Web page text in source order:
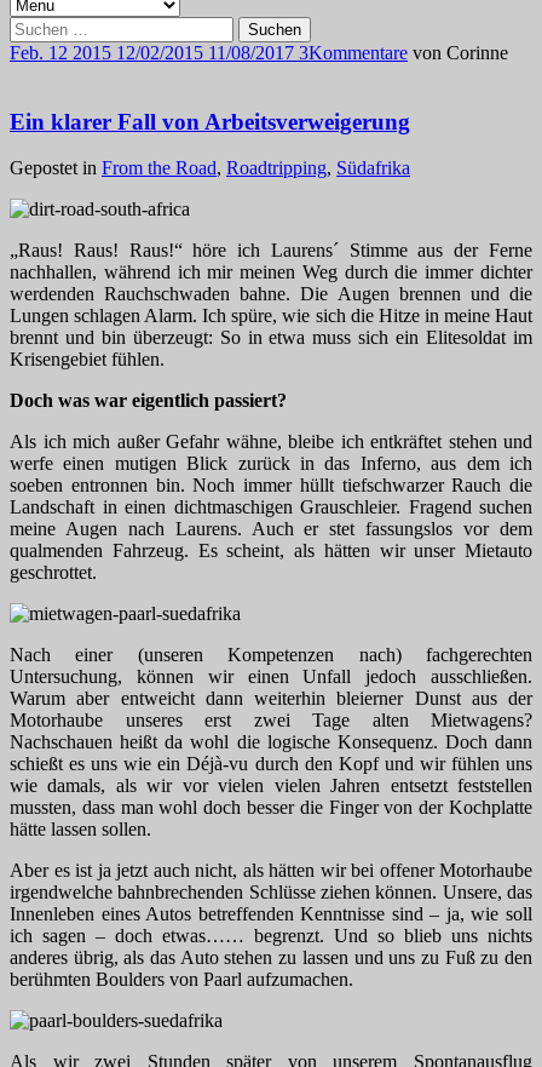
Suchen
nach:
Feb. 12 2015 12/02/2015 11/08/2017 3Kommentare von Corinne
Ein klarer Fall von Arbeitsverweigerung
Gepostet in From the Road, Roadtripping, Südafrika
„Raus! Raus! Raus!“ höre ich Laurens´ Stimme aus der Ferne
nachhallen, während ich mir meinen Weg durch die immer dichter
werdenden Rauchschwaden bahne. Die Augen brennen und die
Lungen schlagen Alarm. Ich spüre, wie sich die Hitze in meine Haut
brennt und bin überzeugt: So in etwa muss sich ein Elitesoldat im
Krisengebiet fühlen.
Doch was war eigentlich passiert?
Als ich mich außer Gefahr wähne, bleibe ich entkräftet stehen und
werfe einen mutigen Blick zurück in das Inferno, aus dem ich
soeben entronnen bin. Noch immer hüllt tiefschwarzer Rauch die
Landschaft in einen dichtmaschigen Grauschleier. Fragend suchen
meine Augen nach Laurens. Auch er stet fassungslos vor dem
qualmenden Fahrzeug. Es scheint, als hätten wir unser Mietauto
geschrottet.
Nach einer (unseren Kompetenzen nach) fachgerechten
Untersuchung, können wir einen Unfall jedoch ausschließen.
Warum aber entweicht dann weiterhin bleierner Dunst aus der
Motorhaube unseres erst zwei Tage alten Mietwagens?
Nachschauen heißt da wohl die logische Konsequenz. Doch dann
schießt es uns wie ein Déjà-vu durch den Kopf und wir fühlen uns
wie damals, als wir vor vielen vielen Jahren entsetzt feststellen
mussten, dass man wohl doch besser die Finger von der Kochplatte
hätte lassen sollen.
Aber es ist ja jetzt auch nicht, als hätten wir bei offener Motorhaube
irgendwelche bahnbrechenden Schlüsse ziehen können. Unsere, das
Innenleben eines Autos betreffenden Kenntnisse sind – ja, wie soll
ich sagen – doch etwas…… begrenzt. Und so blieb uns nichts
anderes übrig, als das Auto stehen zu lassen und uns zu Fuß zu den
berühmten Boulders von Paarl aufzumachen.
Als wir zwei Stunden später von unserem Spontanausflug